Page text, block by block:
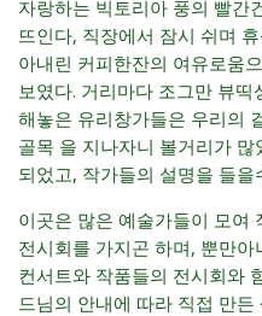
자랑하는 빅토리아 풍의 빨간
뜨인다, 직장에서 잠시 쉬며
아내린 커피한잔의 여유로움
보였다. 거리마다 조그만 뷰
해놓은 유리창가들은 우리의
골목 을 지나자니 볼거리가
되었고, 작가들의 설명을 들을
이곳은 많은 예술가들이 모여
전시회를 가지곤 하며, 뿐만
컨서트와 작품들의 전시회와
드님의 안내에 따라 직접 만